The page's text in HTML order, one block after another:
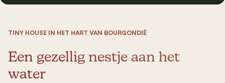
TINY HOUSE IN HET HART VAN BOURGONDIË
Een gezellig nestje aan het
water